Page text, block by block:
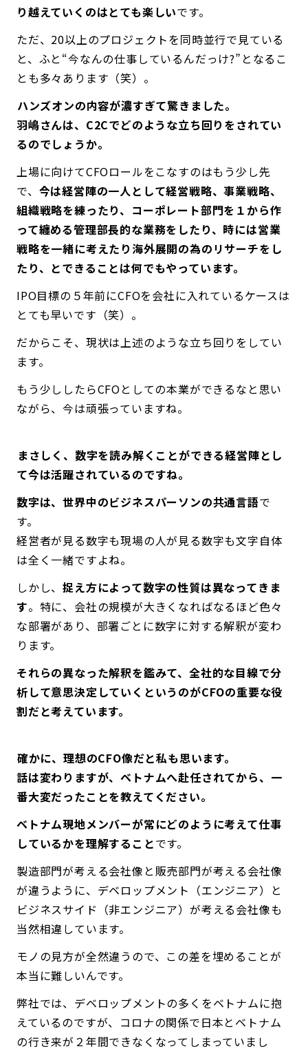
り越えていくのはとても楽しいです。
ただ、20以上のプロジェクトを同時並行で見ている
と、ふと“今なんの仕事しているんだっけ?”となるこ
とも多々あります（笑）。
――ハンズオンの内容が濃すぎて驚きました。
羽嶋さんは、C2Cでどのような立ち回りをされてい
るのでしょうか。
上場に向けてCFOロールをこなすのはもう少し先
で、 今は経営陣の一人として経営戦略、事業戦略、
組織戦略を練ったり、コーポレート部門を１から作
って纏める管理部長的な業務をしたり、時には営業
戦略を一緒に考えたり海外展開の為のリサーチをし
たり、とできることは何でもやっています。
IPO目標の５年前にCFOを会社に入れているケースは
とても早いです（笑）。
だからこそ、現状は上述のような立ち回りをしてい
ます。
もう少ししたらCFOとしての本業ができるなと思い
ながら、今は頑張っていますね。
――まさしく、数字を読み解くことができる経営陣とし
て今は活躍されているのですね。
数字は、世界中のビジネスパーソンの共通言語で
す。
経営者が見る数字も現場の人が見る数字も文字自体
は全く一緒ですよね。
しかし、捉え方によって数字の性質は異なってきま
す。特に、会社の規模が大きくなればなるほど色々
な部署があり、部署ごとに数字に対する解釈が変わ
ります。
それらの異なった解釈を鑑みて、全社的な目線で分
析して意思決定していくというのがCFOの重要な役
割だと考えています。
――確かに、理想のCFO像だと私も思います。
話は変わりますが、ベトナムへ赴任されてから、一
番大変だったことを教えてください。
ベトナム現地メンバーが常にどのように考えて仕事
しているかを理解することです。
製造部門が考える会社像と販売部門が考える会社像
が違うように、デベロップメント（エンジニア）と
ビジネスサイド（非エンジニア）が考える会社像も
当然相違しています。
モノの見方が全然違うので、この差を埋めることが
本当に難しいんです。
弊社では、デベロップメントの多くをベトナムに抱
えているのですが、コロナの関係で日本とベトナム
の行き来が２年間できなくなってしまっていまし